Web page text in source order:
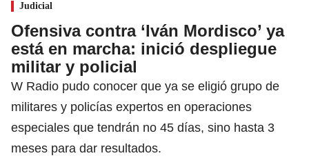
Judicial
Ofensiva contra ‘Iván Mordisco’ ya
está en marcha: inició despliegue
militar y policial
W Radio pudo conocer que ya se eligió grupo de
militares y policías expertos en operaciones
especiales que tendrán no 45 días, sino hasta 3
meses para dar resultados.